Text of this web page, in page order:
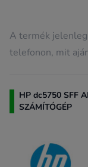
A termék
telefonon, mit
HP dc5750 SFF
SZÁMÍTÓGÉP